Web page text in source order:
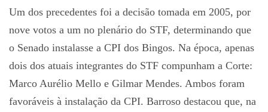
Um dos precedentes foi a decisão tomada em 2005, por
nove votos a um no plenário do STF, determinando que
o Senado instalasse a CPI dos Bingos. Na época, apenas
dois dos atuais integrantes do STF compunham a Corte:
Marco Aurélio Mello e Gilmar Mendes. Ambos foram
favoráveis à instalação da CPI. Barroso destacou que, na